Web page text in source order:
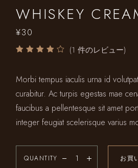
WHISKEY
¥30
(1 件のレビュー)
Morbi tempus iaculis urna id
curabitur. Ac turpis egestas mae
faucibus a pellentesque sit amet
integer feugiat scelerisque varius
QUANTITY お買